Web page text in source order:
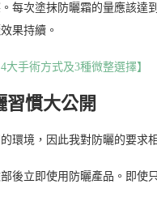
每次塗抹防曬霜的量應該達
果持續。
大手術方式及3種微整選擇】
習慣大公開
環境，因此我對防曬的要求
後立即使用防曬產品。即使